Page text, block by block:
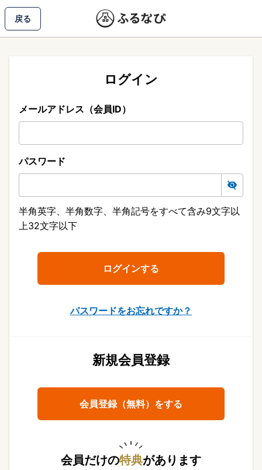
戻る
ログイン
メールアドレス（会員ID）
パスワード
半角英字、半角数字、半角記号をすべて含み9文字以
上32文字以下
パスワードをお忘れですか？
新規会員登録
会員登録（無料）をする
会員だけの特典があります